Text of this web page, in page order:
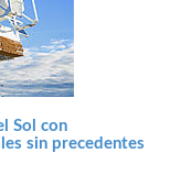
Sol con
sin precedentes